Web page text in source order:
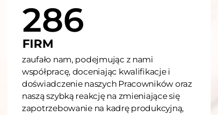
FIRM
286
zaufało nam, podejmując z nami
współpracę, doceniając kwalifikacje i
doświadczenie naszych Pracowników oraz
naszą szybką reakcję na zmieniające się
zapotrzebowanie na kadrę produkcyjną,